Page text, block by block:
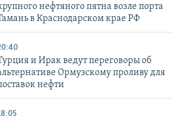
нефтяного пятна возле порта
в Краснодарском крае РФ
и Ирак ведут переговоры об
Ормузскому проливу для
нефти